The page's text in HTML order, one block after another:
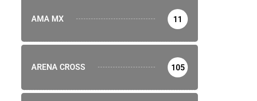
AMA MX 11
ARENA CROSS 105